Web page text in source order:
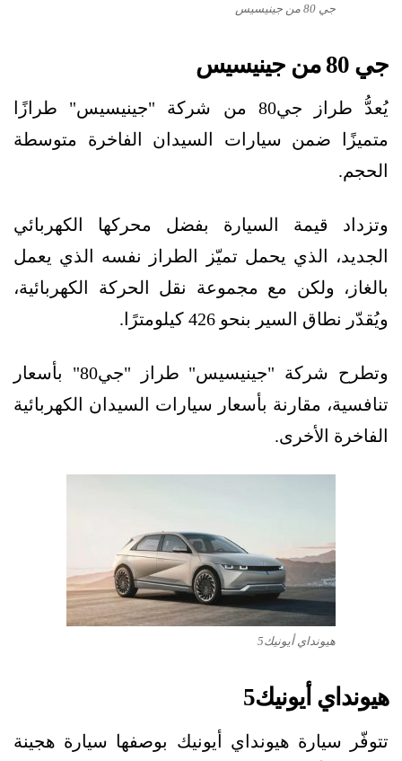
جي 80 من جينيسيس
جي 80 من جينيسيس
يُعدُّ طراز جي80 من شركة "جينيسيس" طرازًا
متميزًا ضمن سيارات السيدان الفاخرة متوسطة
الحجم.
وتزداد قيمة السيارة بفضل محركها الكهربائي
الجديد، الذي يحمل تميّز الطراز نفسه الذي يعمل
بالغاز، ولكن مع مجموعة نقل الحركة الكهربائية،
ويُقدّر نطاق السير بنحو 426 كيلومترًا.
وتطرح شركة "جينيسيس" طراز "جي80" بأسعار
تنافسية، مقارنة بأسعار سيارات السيدان الكهربائية
الفاخرة الأخرى.
هيونداي أيونيك5
هيونداي أيونيك5
تتوفّر سيارة هيونداي أيونيك بوصفها سيارة هجينة